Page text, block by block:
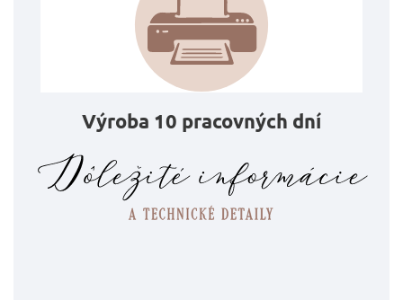
Výroba 10 pracovných dní